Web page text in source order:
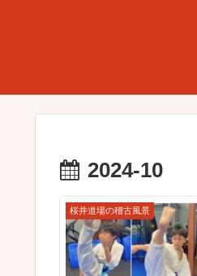
2024-10
桜井道場の稽古風景